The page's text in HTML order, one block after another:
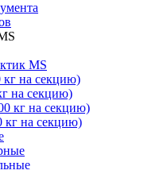
MS
кг на секцию)
на секцию)
кг на секцию)
кг на секцию)